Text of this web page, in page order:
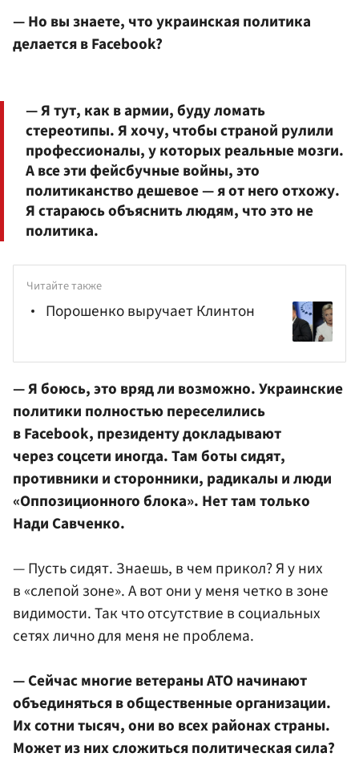
— Но вы знаете, что украинская политика
делается в Facebook?
— Я тут, как в армии, буду ломать
стереотипы. Я хочу, чтобы страной рулили
профессионалы, у которых реальные мозги.
А все эти фейсбучные войны, это
политиканство дешевое — я от него отхожу.
Я стараюсь объяснить людям, что это не
политика.
Читайте также
Порошенко выручает Клинтон
— Я боюсь, это вряд ли возможно. Украинские
политики полностью переселились
в Facebook, президенту докладывают
через соцсети иногда. Там боты сидят,
противники и сторонники, радикалы и люди
«Оппозиционного блока». Нет там только
Нади Савченко.
— Пусть сидят. Знаешь, в чем прикол? Я у них
в «слепой зоне». А вот они у меня четко в зоне
видимости. Так что отсутствие в социальных
сетях лично для меня не проблема.
— Сейчас многие ветераны АТО начинают
объединяться в общественные организации.
Их сотни тысяч, они во всех районах страны.
Может из них сложиться политическая сила?